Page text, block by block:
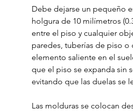
Debe dejarse un pequeño
holgura de 10 milímetros
entre el piso y cualquier
paredes, tuberías de piso o
elemento saliente en el
que el piso se expanda sin
evitando que las duelas se
Las molduras se colocan